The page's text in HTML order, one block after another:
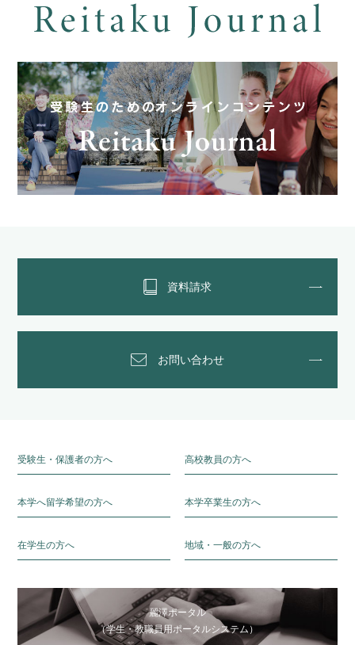
資料請求
お問い合わせ
受験生・保護者の方へ 高校教員の方へ
本学へ留学希望の方へ 本学卒業生の方へ
在学生の方へ 地域・一般の方へ
麗澤ポータル
（学生・教職員用ポータルシステム）